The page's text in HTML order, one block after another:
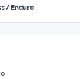
/ Enduro